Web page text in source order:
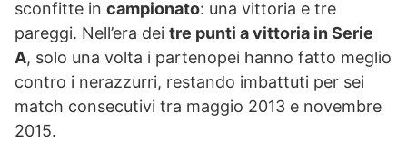
sconfitte in campionato: una vittoria e tre
pareggi. Nell’era dei tre punti a vittoria in Serie
A, solo una volta i partenopei hanno fatto meglio
contro i nerazzurri, restando imbattuti per sei
match consecutivi tra maggio 2013 e novembre
2015.